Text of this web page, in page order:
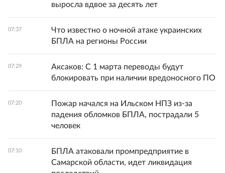
выросла вдвое за десять лет
07:37
Что известно о ночной атаке украинских
БПЛА на регионы России
07:29
Аксаков: С 1 марта переводы будут
блокировать при наличии вредоносного ПО
07:20
Пожар начался на Ильском НПЗ из-за
падения обломков БПЛА, пострадали 5
человек
07:10
БПЛА атаковали промпредприятие в
Самарской области, идет ликвидация